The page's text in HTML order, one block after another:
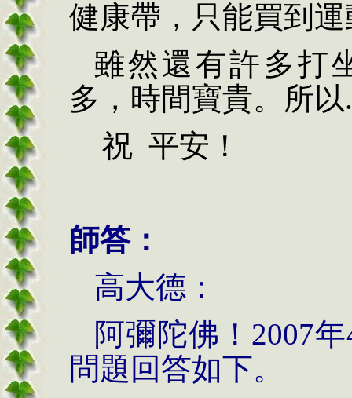
健康帶，只能買到
雖然還有許多打
多，時間寶貴。所
祝 平安 ！
師答：
高大德：
阿彌陀佛！ 2007年
問題回答如下。